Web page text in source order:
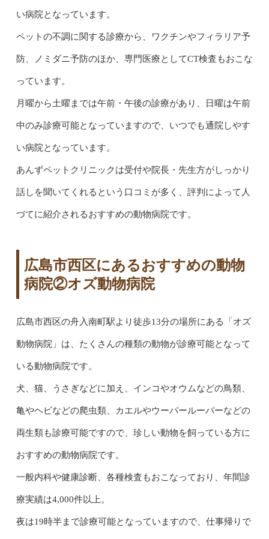
い病院となっています。
ペットの不調に関する診療から、ワクチンやフィラリア予
防、ノミダニ予防のほか、専門医療としてCT検査もおこな
っています。
月曜から土曜までは午前・午後の診療があり、日曜は午前
中のみ診療可能となっていますので、いつでも通院しやす
い病院となっています。
あんずペットクリニックは受付や院長・先生方がしっかり
話しを聞いてくれるという口コミが多く、評判によって人
づてに紹介されるおすすめの動物病院です。
広島市西区にあるおすすめの動物
病院②オズ動物病院
広島市西区の舟入南町駅より徒歩13分の場所にある「オズ
動物病院」は、たくさんの種類の動物が診療可能となって
いる動物病院です。
犬、猫、うさぎなどに加え、インコやオウムなどの鳥類、
亀やヘビなどの爬虫類、カエルやウーパールーパーなどの
両生類も診療可能ですので、珍しい動物を飼っている方に
おすすめの動物病院です。
一般内科や健康診断、各種検査もおこなっており、年間診
療実績は4,000件以上。
夜は19時半まで診療可能となっていますので、仕事帰りで